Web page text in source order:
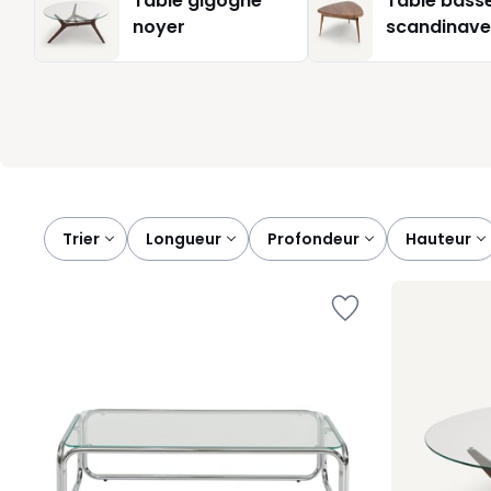
métal noir ou quelques détails en laiton. Résultat: un
sélectionnons des tables basses en noyer pensées pour
noyer
Trier longueur profondeur hauteur